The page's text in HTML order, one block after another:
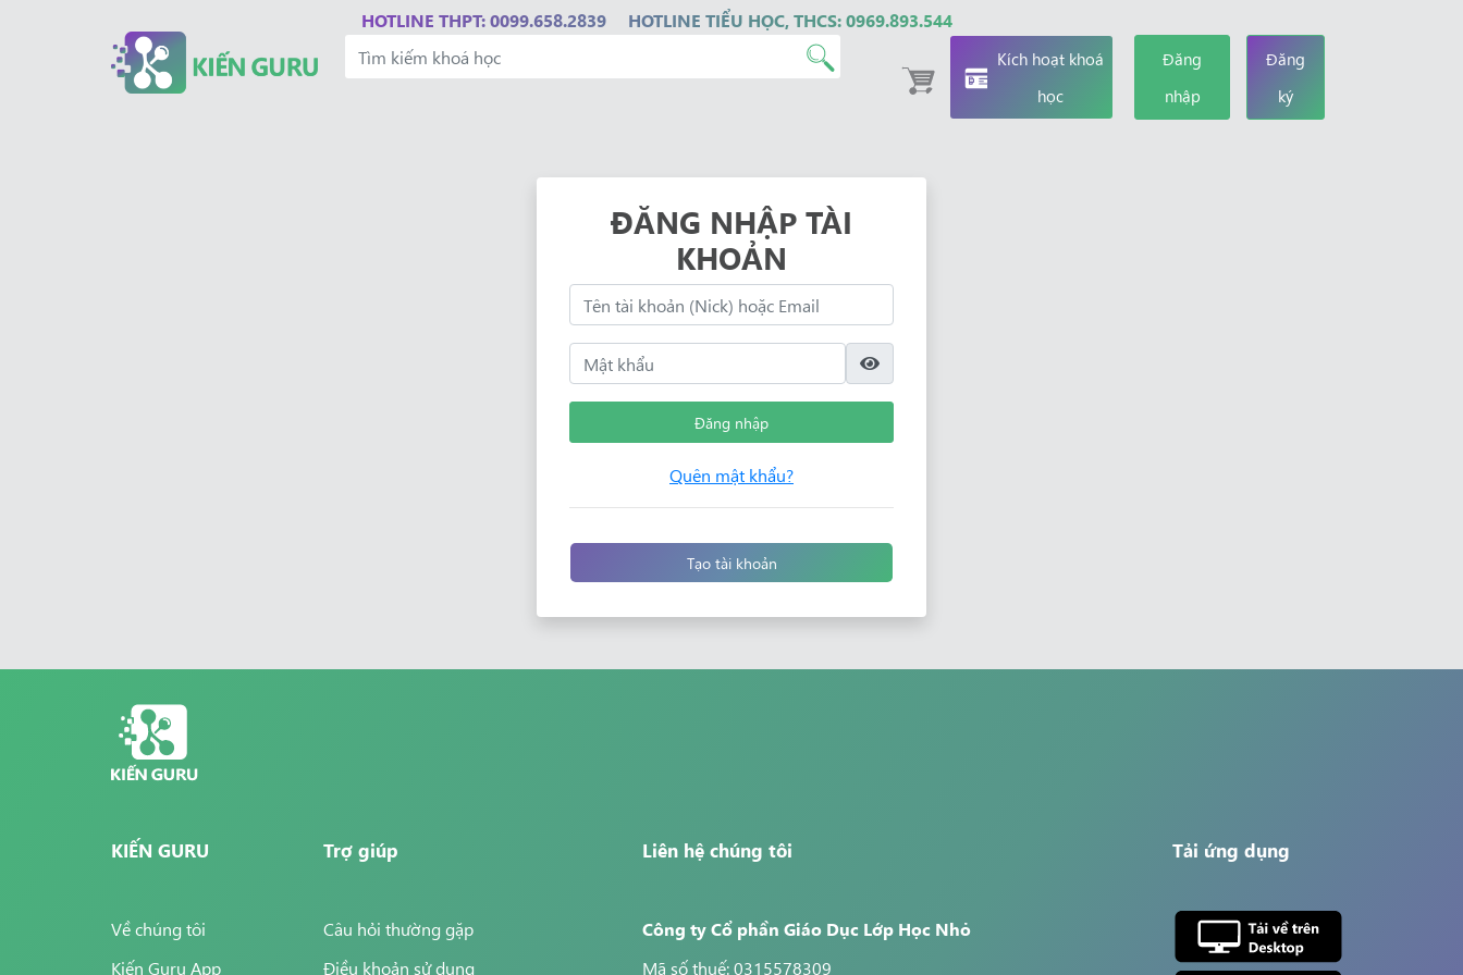
HOTLINE THPT: 0099.658.2839 HOTLINE TIỂU HỌC, THCS: 0969.893.544
Kích hoạt khoá
học
Đăng
nhập
Đăng
ký
ĐĂNG NHẬP TÀI
KHOẢN
Đăng nhập
Quên mật khẩu?
Tạo tài khoản
KIẾN GURU
Về chúng tôi
Kiến Guru App
Trợ giúp
Câu hỏi thường gặp
Điều khoản sử dụng
Liên hệ chúng tôi
Công ty Cổ phần Giáo Dục Lớp Học Nhỏ
Mã số thuế: 0315578309
Tải ứng dụng